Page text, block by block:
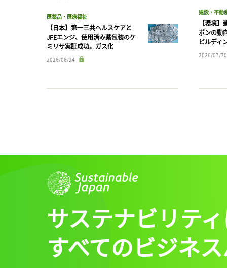
医薬品・医療福祉
【日本】第一三共ヘルスケアと
JFEエンジ、使用済み薬包装のケ
ミリサ実証成功。ガス化
2026/06/24
建設・不動
【環境
ボンの動
ビルディ
2026/07/30
サステナビリテ
すべてのビジネ